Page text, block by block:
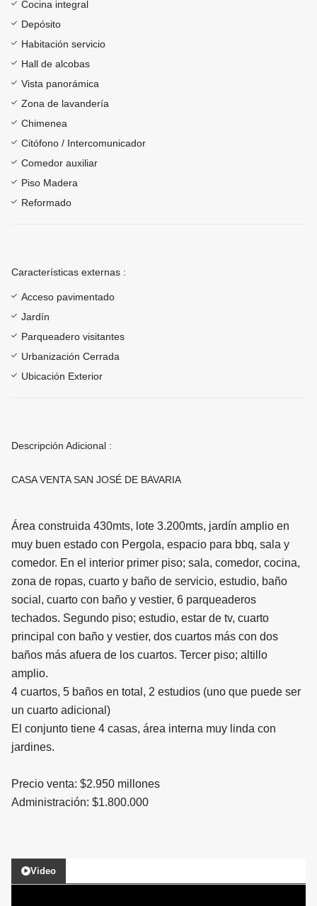
Cocina integral
Depósito
Habitación servicio
Hall de alcobas
Vista panorámica
Zona de lavandería
Chimenea
Citófono / Intercomunicador
Comedor auxiliar
Piso Madera
Reformado
Características externas :
Acceso pavimentado
Jardín
Parqueadero visitantes
Urbanización Cerrada
Ubicación Exterior
Descripción Adicional :
CASA VENTA SAN JOSÉ DE BAVARIA
Área construida 430mts, lote 3.200mts, jardín amplio en
muy buen estado con Pergola, espacio para bbq, sala y
comedor. En el interior primer piso; sala, comedor, cocina,
zona de ropas, cuarto y baño de servicio, estudio, baño
social, cuarto con baño y vestier, 6 parqueaderos
techados. Segundo piso; estudio, estar de tv, cuarto
principal con baño y vestier, dos cuartos más con dos
baños más afuera de los cuartos. Tercer piso; altillo
amplio.
4 cuartos, 5 baños en total, 2 estudios (uno que puede ser
un cuarto adicional)
El conjunto tiene 4 casas, área interna muy linda con
jardines.
Precio venta: $2.950 millones
Administración: $1.800.000
Video